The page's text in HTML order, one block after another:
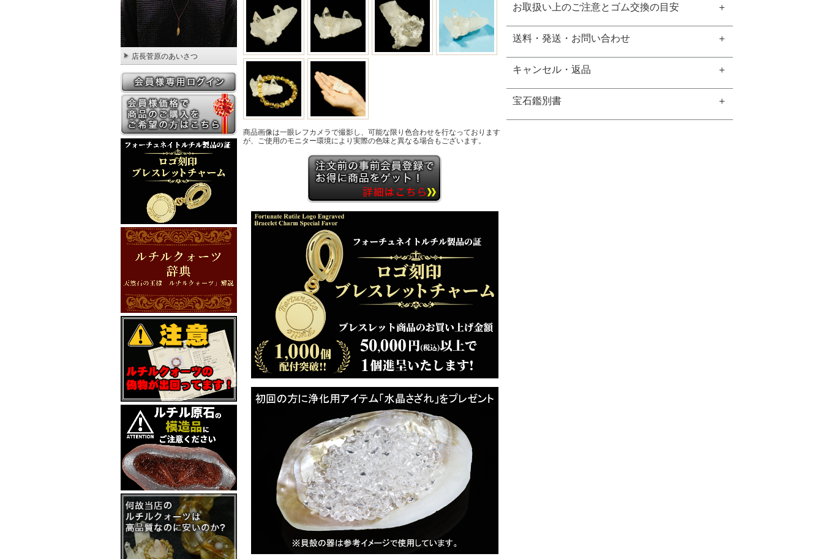
店長菅原のあいさつ
商品画像は一眼レフカメラで撮影し、可能な限り色合わせを行なっております
が、ご使用のモニター環境により実際の色味と異なる場合もございます。
お取扱い上のご注意とゴム交換の目安
送料・発送・お問い合わせ
キャンセル・返品
宝石鑑別書